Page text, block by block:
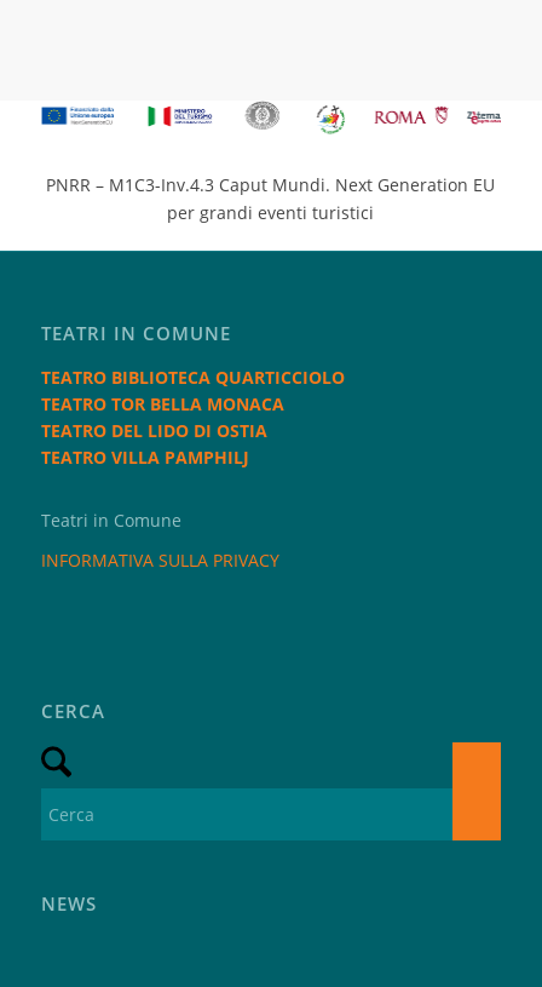
PNRR – M1C3-Inv.4.3 Caput Mundi. Next Generation EU
per grandi eventi turistici
TEATRI IN COMUNE
TEATRO BIBLIOTECA QUARTICCIOLO
TEATRO TOR BELLA MONACA
TEATRO DEL LIDO DI OSTIA
TEATRO VILLA PAMPHILJ
Teatri in Comune
INFORMATIVA SULLA PRIVACY
CERCA
NEWS